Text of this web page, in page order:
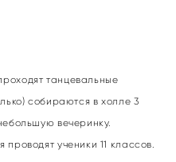
танцевальные
собираются в холле 3
вечеринку.
ученики 11 классов.